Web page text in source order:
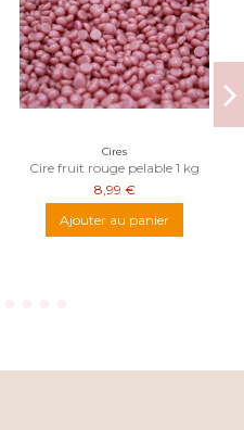
Cires
Cire fruit rouge pelable 1 kg
8,99 €
Ajouter au panier